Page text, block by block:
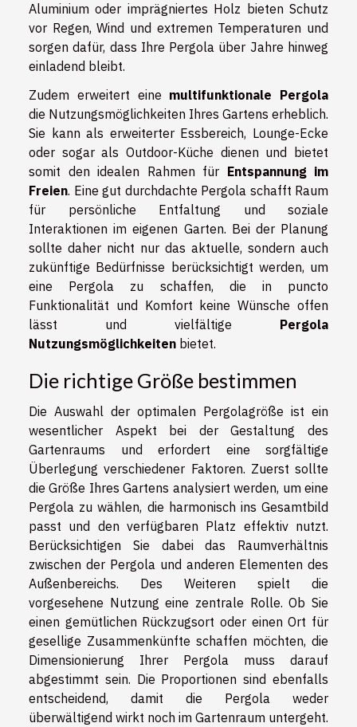
Aluminium oder imprägniertes Holz bieten Schutz
vor Regen, Wind und extremen Temperaturen und
sorgen dafür, dass Ihre Pergola über Jahre hinweg
einladend bleibt.
Zudem erweitert eine multifunktionale Pergola
die Nutzungsmöglichkeiten Ihres Gartens erheblich.
Sie kann als erweiterter Essbereich, Lounge-Ecke
oder sogar als Outdoor-Küche dienen und bietet
somit den idealen Rahmen für Entspannung im
Freien. Eine gut durchdachte Pergola schafft Raum
für persönliche Entfaltung und soziale
Interaktionen im eigenen Garten. Bei der Planung
sollte daher nicht nur das aktuelle, sondern auch
zukünftige Bedürfnisse berücksichtigt werden, um
eine Pergola zu schaffen, die in puncto
Funktionalität und Komfort keine Wünsche offen
lässt und vielfältige Pergola
Nutzungsmöglichkeiten bietet.
Die richtige Größe bestimmen
Die Auswahl der optimalen Pergolagröße ist ein
wesentlicher Aspekt bei der Gestaltung des
Gartenraums und erfordert eine sorgfältige
Überlegung verschiedener Faktoren. Zuerst sollte
die Größe Ihres Gartens analysiert werden, um eine
Pergola zu wählen, die harmonisch ins Gesamtbild
passt und den verfügbaren Platz effektiv nutzt.
Berücksichtigen Sie dabei das Raumverhältnis
zwischen der Pergola und anderen Elementen des
Außenbereichs. Des Weiteren spielt die
vorgesehene Nutzung eine zentrale Rolle. Ob Sie
einen gemütlichen Rückzugsort oder einen Ort für
gesellige Zusammenkünfte schaffen möchten, die
Dimensionierung Ihrer Pergola muss darauf
abgestimmt sein. Die Proportionen sind ebenfalls
entscheidend, damit die Pergola weder
überwältigend wirkt noch im Gartenraum untergeht.